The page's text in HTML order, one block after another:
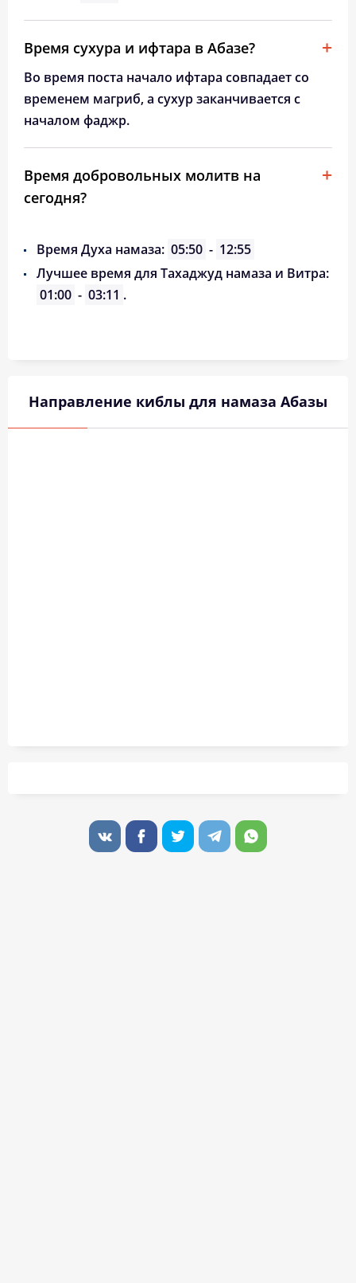
Время сухура и ифтара в Абазе?
Во время поста начало ифтара совпадает со
временем магриб, а сухур заканчивается с
началом фаджр.
Время добровольных молитв на
сегодня?
Время Духа намаза: 05:50 - 12:55
Лучшее время для Тахаджуд намаза и Витра:
01:00 - 03:11 .
Направление киблы для намаза Абазы